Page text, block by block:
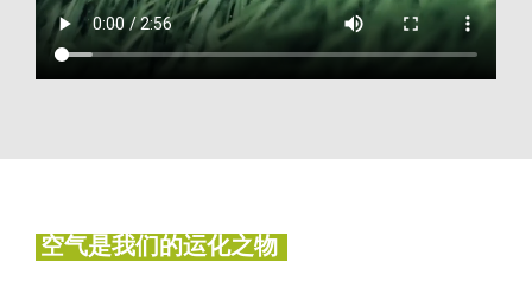
空气是我们的运化之物